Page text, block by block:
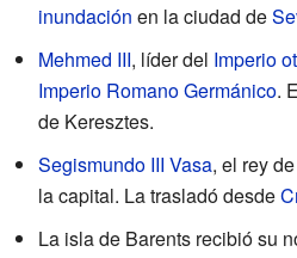
inundación en la ciudad de
Mehmed III, líder del Imperio
Imperio Romano Germánico.
de Keresztes.
Segismundo III Vasa, el rey de
la capital. La trasladó desde
La isla de Barents recibió su